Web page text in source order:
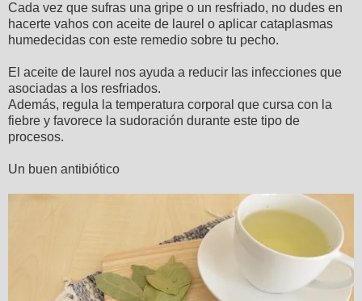
Cada vez que sufras una gripe o un resfriado, no dudes en
hacerte vahos con aceite de laurel o aplicar cataplasmas
humedecidas con este remedio sobre tu pecho.
El aceite de laurel nos ayuda a reducir las infecciones que
asociadas a los resfriados.
Además, regula la temperatura corporal que cursa con la
fiebre y favorece la sudoración durante este tipo de
procesos.
Un buen antibiótico